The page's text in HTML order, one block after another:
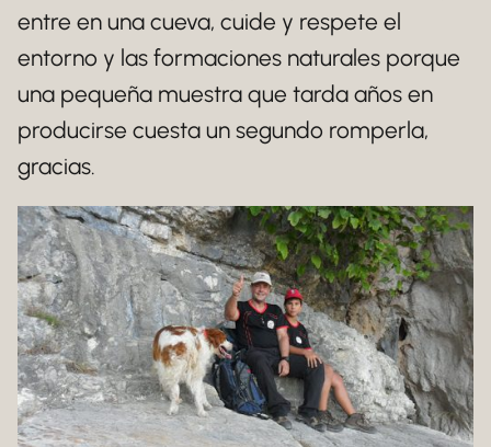
entre en una cueva, cuide y respete el
entorno y las formaciones naturales porque
una pequeña muestra que tarda años en
producirse cuesta un segundo romperla,
gracias.